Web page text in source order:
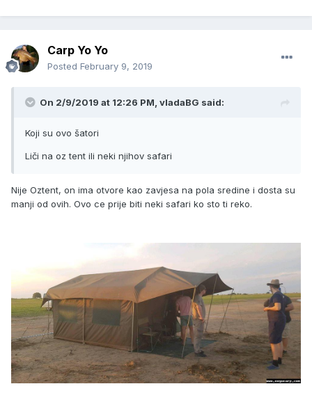
Carp Yo Yo
Posted February 9, 2019
On 2/9/2019 at 12:26 PM, vladaBG said:
Koji su ovo šatori
Liči na oz tent ili neki njihov safari
Nije Oztent, on ima otvore kao zavjesa na pola sredine i dosta su
manji od ovih. Ovo ce prije biti neki safari ko sto ti reko.